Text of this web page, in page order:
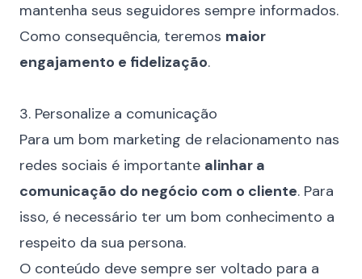
mantenha seus seguidores sempre informados.
Como consequência, teremos maior
engajamento e fidelização.
3. Personalize a comunicação
Para um bom marketing de relacionamento nas
redes sociais é importante alinhar a
comunicação do negócio com o cliente. Para
isso, é necessário ter um bom conhecimento a
respeito da sua persona.
O conteúdo deve sempre ser voltado para a